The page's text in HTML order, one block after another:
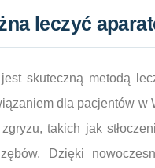
leczyć
skuteczną metodą
dla pacjentów w
takich jak
Dzięki